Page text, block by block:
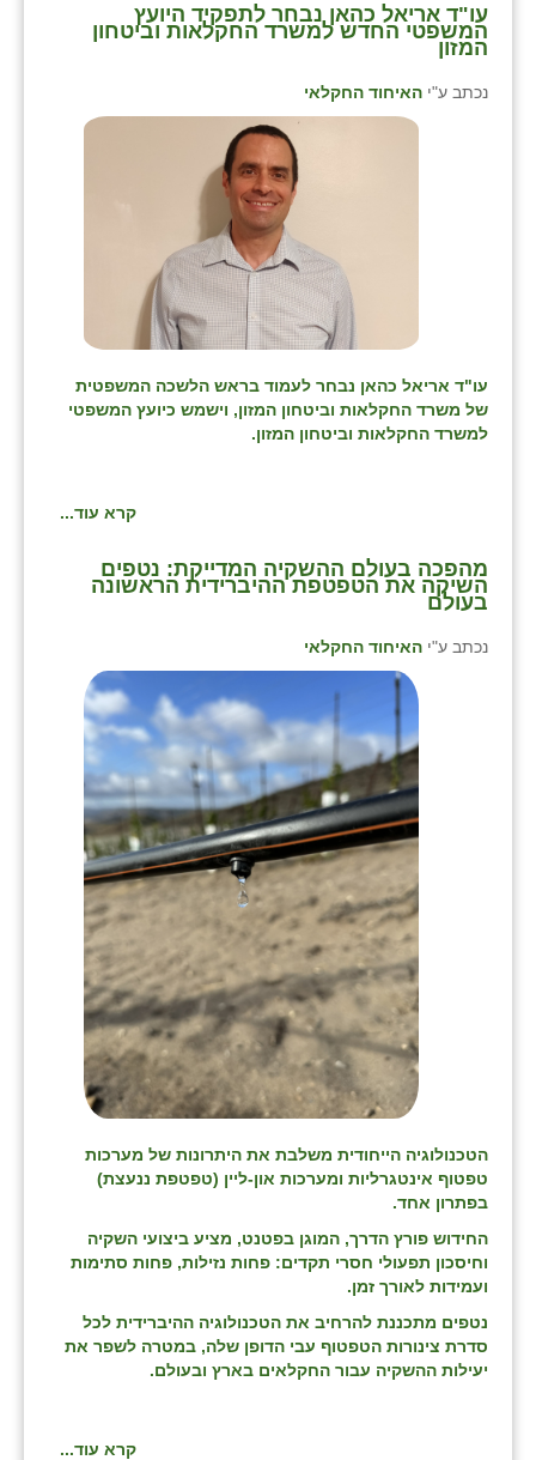
עו"ד אריאל כהאן נבחר לתפקיד היועץ
המשפטי החדש למשרד החקלאות וביטחון
המזון
נכתב ע"י האיחוד החקלאי
עו"ד אריאל כהאן נבחר לעמוד בראש הלשכה המשפטית
של משרד החקלאות וביטחון המזון, וישמש כיועץ המשפטי
למשרד החקלאות וביטחון המזון.
קרא עוד...
מהפכה בעולם ההשקיה המדייקת: נטפים
השיקה את הטפטפת ההיברידית הראשונה
בעולם
נכתב ע"י האיחוד החקלאי
הטכנולוגיה הייחודית משלבת את היתרונות של מערכות
טפטוף אינטגרליות ומערכות און-ליין (טפטפת ננעצת)
בפתרון אחד.
החידוש פורץ הדרך, המוגן בפטנט, מציע ביצועי השקיה
וחיסכון תפעולי חסרי תקדים: פחות נזילות, פחות סתימות
ועמידות לאורך זמן.
נטפים מתכננת להרחיב את הטכנולוגיה ההיברידית לכל
סדרת צינורות הטפטוף עבי הדופן שלה, במטרה לשפר את
יעילות ההשקיה עבור החקלאים בארץ ובעולם.
קרא עוד...